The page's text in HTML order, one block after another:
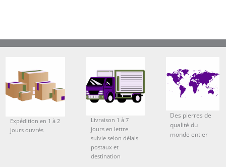
Expédition en 1 à 2
jours ouvrés
Livraison 1 à 7
jours en lettre
suivie selon délais
postaux et
destination
Des pierres de
qualité du
monde entier